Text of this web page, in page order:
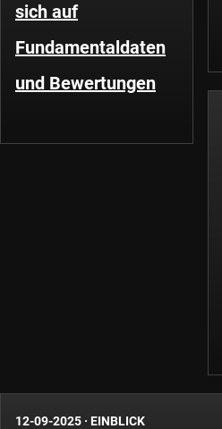
sich auf
Fundamentaldaten
und Bewertungen
12-09-2025 · EINBLICK